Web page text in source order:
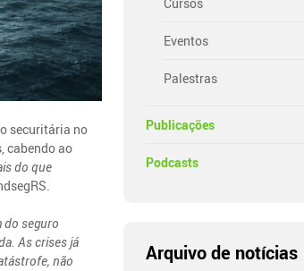
securitária no
cabendo ao
do que
do seguro
As crises já
não
Eventos
Palestras
Publicações
Podcasts
Arquivo de notícias